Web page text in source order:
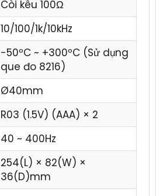
Còi kêu 100Ω
10/100/1k/10kHz
-50ºC ~ +300ºC (Sử dụng
que đo 8216)
Ø40mm
R03 (1.5V) (AAA) × 2
40 ~ 400Hz
254(L) × 82(W) ×
36(D)mm